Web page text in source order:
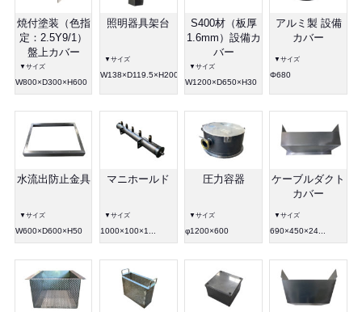
焼付塗装（色指
定：2.5Y9/1）
盤上カバー
▼サイズ
W800×D300×H600
照明器具架台
▼サイズ
W138×D119.5×H200
S400材（板厚
1.6mm）設備カ
バー
▼サイズ
W1200×D650×H30
アルミ製 設備
カバー
▼サイズ
Φ680
水流出防止金具
▼サイズ
W600×D600×H50
マニホールド
▼サイズ
1000×100×1...
圧力容器
▼サイズ
φ1200×600
ケーブルダクト
カバー
▼サイズ
690×450×24...